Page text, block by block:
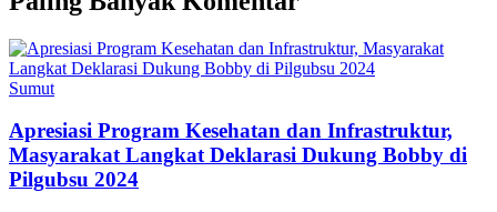
Sumut
Apresiasi Program Kesehatan dan Infrastruktur,
Masyarakat Langkat Deklarasi Dukung Bobby di
Pilgubsu 2024